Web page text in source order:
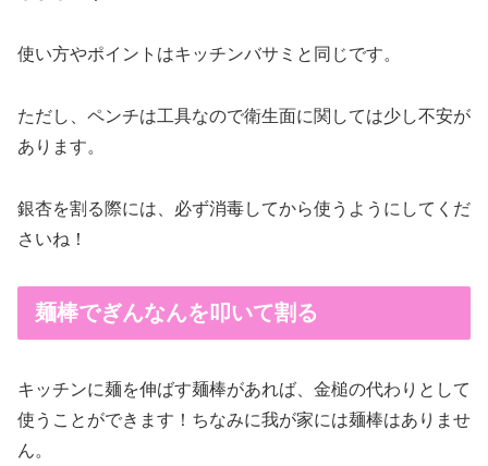
使い方やポイントはキッチンバサミと同じです。
ただし、ペンチは工具なので衛生面に関しては少し不安が
あります。
銀杏を割る際には、必ず消毒してから使うようにしてくだ
さいね！
麺棒でぎんなんを叩いて割る
キッチンに麺を伸ばす麺棒があれば、金槌の代わりとして
使うことができます！ちなみに我が家には麺棒はありませ
ん。